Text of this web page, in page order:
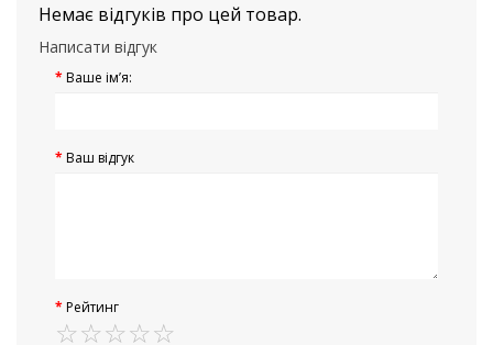
Немає відгуків про цей товар.
Написати відгук
Ваше ім’я:
Ваш відгук
Рейтинг